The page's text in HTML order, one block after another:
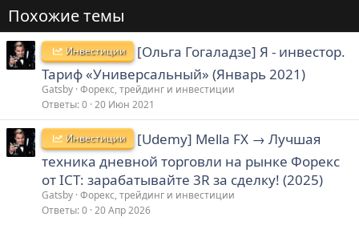
Похожие темы
Инвестиции
[Ольга Гогаладзе] Я - инвестор.
Тариф «Универсальный» (Январь 2021)
Gatsby Форекс, трейдинг и инвестиции
Ответы 0 20 Июн 2021
Инвестиции
[Udemy] Mella FX → Лучшая
техника дневной торговли на рынке Форекс
от ICT: зарабатывайте 3R за сделку! (2025)
Gatsby Форекс, трейдинг и инвестиции
Ответы 0 20 Апр 2026